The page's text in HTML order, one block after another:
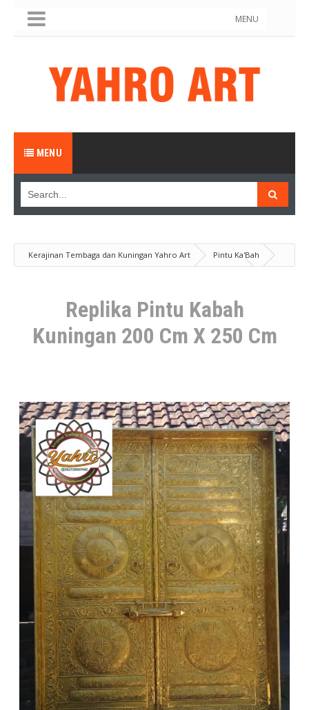
MENU
MENU
Kerajinan Tembaga dan Kuningan Yahro Art
Pintu Ka'Bah
Produk
Replika Pintu Kabah Kuningan 200 Cm X 250 Cm
Replika Pintu Kabah
Kuningan 200 Cm X 250 Cm